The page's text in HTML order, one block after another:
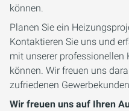
können.
Planen Sie ein
Kontaktieren Sie uns und
mit unserer professionellen
können. Wir freuen uns
zufriedenen
Wir freuen uns auf Ihren